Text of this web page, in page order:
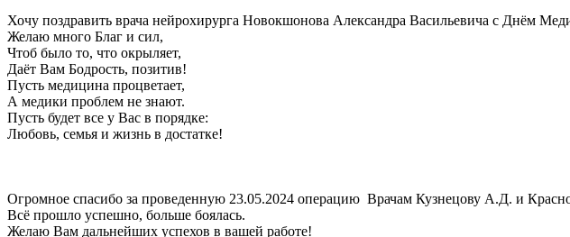
Хочу поздравить врача нейрохирурга Новокшонова Александра Васильевича с Днём
Желаю много Благ и сил,
Чтоб было то, что окрыляет,
Даёт Вам Бодрость, позитив!
Пусть медицина процветает,
А медики проблем не знают.
Пусть будет все у Вас в порядке:
Любовь, семья и жизнь в достатке!
Огромное спасибо за проведенную 23.05.2024 операцию Врачам Кузнецову А.Д. и
Всё прошло успешно, больше боялась.
Желаю Вам дальнейших успехов в вашей работе!